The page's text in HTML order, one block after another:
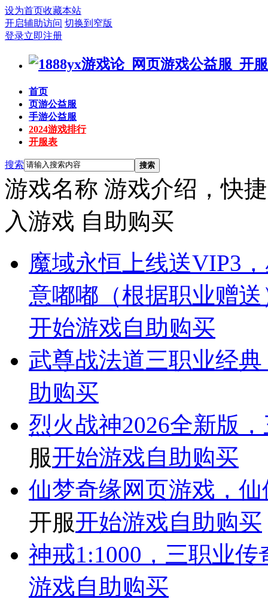
设为首页收藏本站
开启辅助访问 切换到窄版
登录立即注册
首页
页游公益服
手游公益服
2024游戏排行
开服表
搜索 搜索
游戏名称 游戏介绍，快
入游戏 自助购买
魔域永恒 上线送VIP3
意嘟嘟（根据职业赠
开始游戏自助购买
武尊战法道三职业经
助购买
烈火战神2026全新版
服开始游戏自助购买
仙梦奇缘网页游戏，
开服开始游戏自助购买
神戒1:1000，三职业
游戏自助购买